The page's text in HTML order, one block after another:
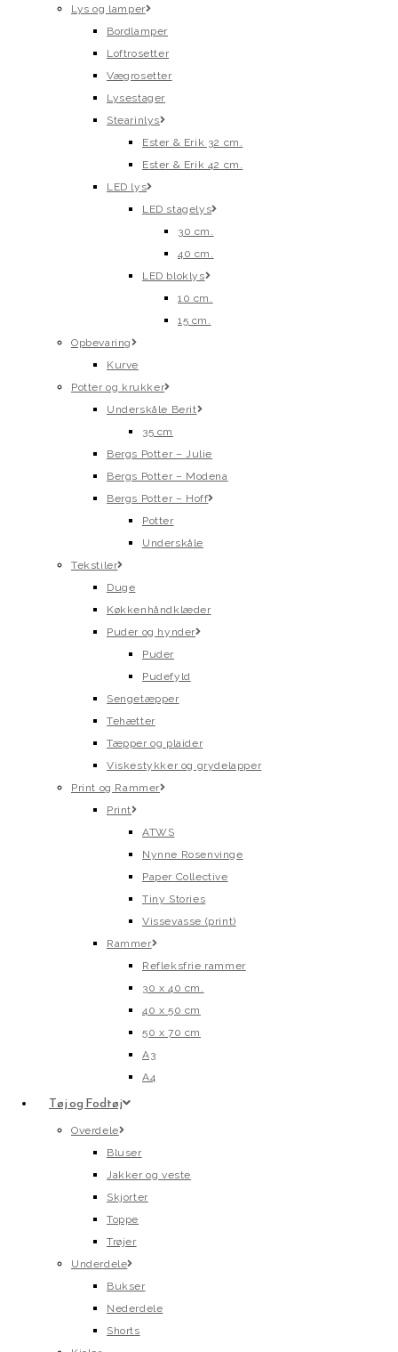
Lys og lamper
Bordlamper
Loftrosetter
Vægrosetter
Lysestager
Stearinlys
Ester & Erik 32 cm.
Ester & Erik 42 cm.
LED lys
LED stagelys
30 cm.
40 cm.
LED bloklys
10 cm.
15 cm.
Opbevaring
Kurve
Potter og krukker
Underskåle Berit
35 cm
Bergs Potter – Julie
Bergs Potter – Modena
Bergs Potter – Hoff
Potter
Underskåle
Tekstiler
Duge
Køkkenhåndklæder
Puder og hynder
Puder
Pudefyld
Sengetæpper
Tehætter
Tæpper og plaider
Viskestykker og grydelapper
Print og Rammer
Print
ATWS
Nynne Rosenvinge
Paper Collective
Tiny Stories
Vissevasse (print)
Rammer
Refleksfrie rammer
30 x 40 cm.
40 x 50 cm
50 x 70 cm
A3
A4
Tøj og Fodtøj
Overdele
Bluser
Jakker og veste
Skjorter
Toppe
Trøjer
Underdele
Bukser
Nederdele
Shorts